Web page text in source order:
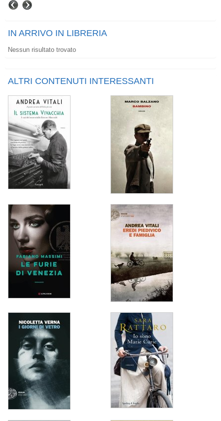
IN ARRIVO IN LIBRERIA
Nessun risultato trovato
ALTRI CONTENUTI INTERESSANTI